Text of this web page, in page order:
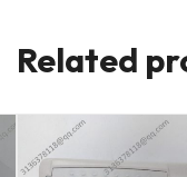
Related